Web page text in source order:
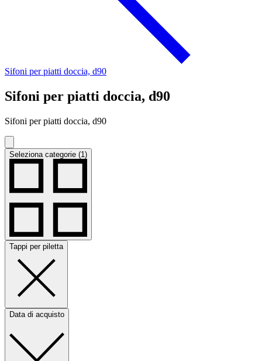
Sifoni per piatti doccia, d90
Sifoni per piatti doccia, d90
Sifoni per piatti doccia, d90
Seleziona categorie (1)
Tappi per piletta
Data di acquisto